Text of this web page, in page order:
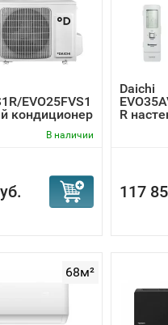
шума - для
показатель
насос (серии Air,
Full DC-Inverter, но
при экстремально низкой
Отлично подходят
альтернативой
улучшения
DC-Inverter заметно
Daichi предлагает
EVO25FVS1
кондиционер
В наличии
Daichi
R
117
68м²